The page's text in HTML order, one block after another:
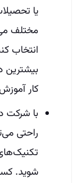
یا
مختلف
انتخاب
بیشترین
کار
با شرکت
راحتی
شوید.